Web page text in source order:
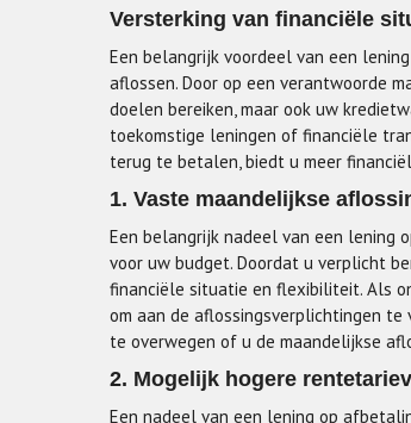
Versterking van financiële
Een belangrijk voordeel van een
aflossen. Door op een verantwoorde
doelen bereiken, maar ook uw
toekomstige leningen of financiële
terug te betalen, biedt u meer
1. Vaste maandelijkse
Een belangrijk nadeel van een lening
voor uw budget. Doordat u verplicht
financiële situatie en flexibiliteit. Als
om aan de aflossingsverplichtingen te
te overwegen of u de maandelijkse
2. Mogelijk hogere
Een nadeel van een lening op